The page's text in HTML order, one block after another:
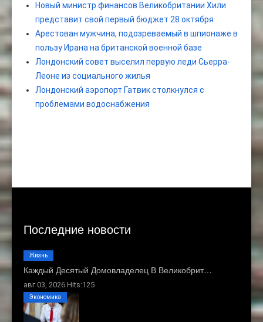
Новый министр финансов Великобритании Хили
представит свой первый бюджет 28 октября
Арестован мужчина, подозреваемый в шпионаже в
пользу Ирана на британской военной базе
Лондонский совет выселил первую леди Сьерра-
Леоне из социального жилья
Лондонский аэропорт Гатвик столкнулся с
проблемами водоснабжения
Последние новости
Каждый Десятый Домовладелец В Великобрит…
авг 03, 2026 Hits:125
Жизнь
Экономика